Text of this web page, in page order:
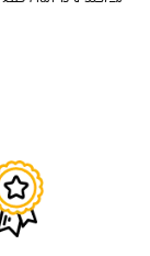
حریق، سیستم های
هشداری، استفاده در
جمله آسانسور، کرکره
جک درب پارکینگ،
ها و خودپرداز بانک